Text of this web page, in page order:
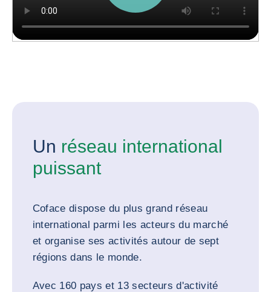
Un réseau international
puissant
Coface dispose du plus grand réseau
international parmi les acteurs du marché
et organise ses activités autour de sept
régions dans le monde.
Avec 160 pays et 13 secteurs d'activité